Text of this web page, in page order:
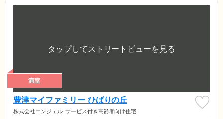
満室
豊津マイファミリー ひばりの丘
株式会社エンジェル サービス付き高齢者向け住宅